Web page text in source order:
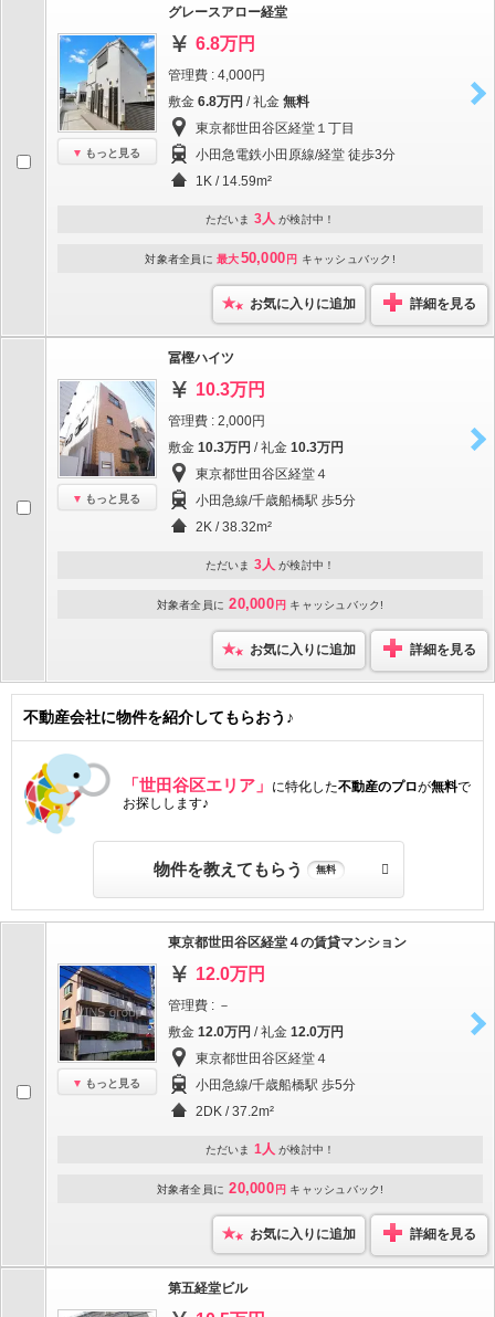
もっと見る
グレースアロー経堂
6.8万円
管理費 : 4,000円
敷金 6.8万円 / 礼金 無料
東京都世田谷区経堂１丁目
小田急電鉄小田原線/経堂 徒歩3分
1K / 14.59m²
ただいま 3人 が検討中！
対象者全員に 最大50,000 円 キャッシュバック!
お気に入りに追加 詳細を見る
もっと見る
冨樫ハイツ
10.3万円
管理費 : 2,000円
敷金 10.3万円 / 礼金 10.3万円
東京都世田谷区経堂４
小田急線/千歳船橋駅 歩5分
2K / 38.32m²
ただいま 3人 が検討中！
対象者全員に 20,000 円 キャッシュバック!
お気に入りに追加 詳細を見る
不動産会社に物件を紹介してもらおう♪
「世田谷区エリア」 に特化した不動産のプロが無料で
お探しします♪
物件を教えてもらう 無料
もっと見る
東京都世田谷区経堂４の賃貸マンション
12.0万円
管理費 : －
敷金 12.0万円 / 礼金 12.0万円
東京都世田谷区経堂４
小田急線/千歳船橋駅 歩5分
2DK / 37.2m²
ただいま 1人 が検討中！
対象者全員に 20,000 円 キャッシュバック!
お気に入りに追加 詳細を見る
第五経堂ビル